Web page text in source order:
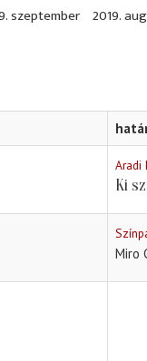
szeptember 2019.
Aradi
Ki
Miro